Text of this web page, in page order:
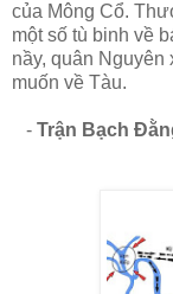
của Mông Cổ.
một số tù binh về
nầy, quân Nguyên
muốn về Tàu.
- Trận Bạch